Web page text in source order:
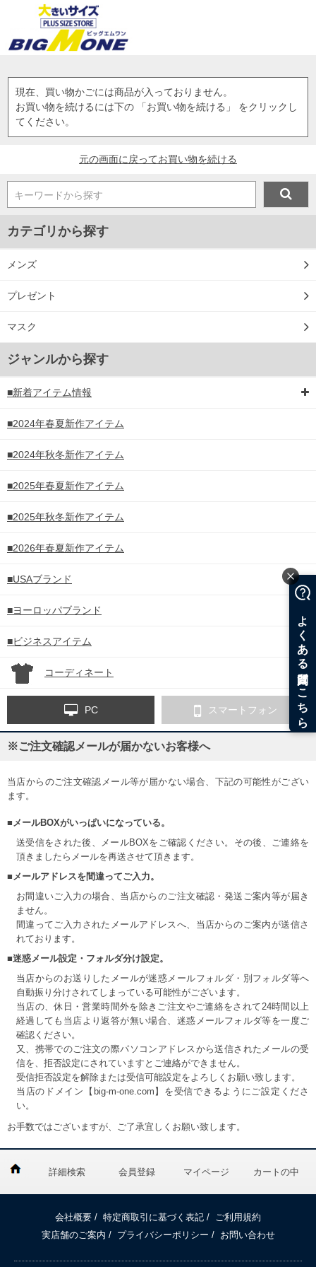
現在、買い物かごには商品が入っておりません。
お買い物を続けるには下の 「お買い物を続ける」 をクリックし
てください。
元の画面に戻ってお買い物を続ける
キーワードから探す
カテゴリから探す
メンズ
プレゼント
マスク
ジャンルから探す
■新着アイテム情報
■2024年春夏新作アイテム
■2024年秋冬新作アイテム
■2025年春夏新作アイテム
■2025年秋冬新作アイテム
■2026年春夏新作アイテム
■USAブランド
■ヨーロッパブランド
■ビジネスアイテム
コーディネート
PC スマートフォン
※ご注文確認メールが届かないお客様へ
当店からのご注文確認メール等が届かない場合、下記の可能性がござい
ます。
■メールBOXがいっぱいになっている。
送受信をされた後、メールBOXをご確認ください。その後、ご連絡を
頂きましたらメールを再送させて頂きます。
■メールアドレスを間違ってご入力。
お間違いご入力の場合、当店からのご注文確認・発送ご案内等が届き
ません。
間違ってご入力されたメールアドレスへ、当店からのご案内が送信さ
れております。
■迷惑メール設定・フォルダ分け設定。
当店からのお送りしたメールが迷惑メールフォルダ・別フォルダ等へ
自動振り分けされてしまっている可能性がございます。
当店の、休日・営業時間外を除きご注文やご連絡をされて24時間以上
経過しても当店より返答が無い場合、迷惑メールフォルダ等を一度ご
確認ください。
又、携帯でのご注文の際パソコンアドレスから送信されたメールの受
信を、拒否設定にされていますとご連絡ができません。
受信拒否設定を解除または受信可能設定をよろしくお願い致します。
当店のドメイン【big-m-one.com】を受信できるようにご設定くださ
い。
お手数ではございますが、ご了承宜しくお願い致します。
詳細検索 会員登録 マイページ カートの中
会社概要 / 特定商取引に基づく表記 /
ご利用規約
実店舗のご案内 / プライバシーポリシー / お問い合わせ